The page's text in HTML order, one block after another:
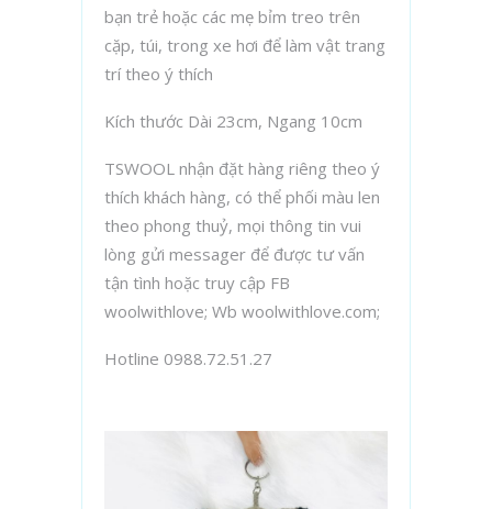
bạn trẻ hoặc các mẹ bỉm treo trên
cặp, túi, trong xe hơi để làm vật trang
trí theo ý thích
Kích thước Dài 23cm, Ngang 10cm
TSWOOL nhận đặt hàng riêng theo ý
thích khách hàng, có thể phối màu len
theo phong thuỷ, mọi thông tin vui
lòng gửi messager để được tư vấn
tận tình hoặc truy cập FB
woolwithlove; Wb woolwithlove.com;
Hotline 0988.72.51.27